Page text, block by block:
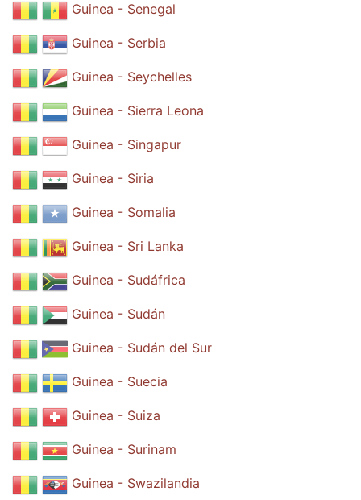
Guinea - Senegal
Guinea - Serbia
Guinea - Seychelles
Guinea - Sierra Leona
Guinea - Singapur
Guinea - Siria
Guinea - Somalia
Guinea - Sri Lanka
Guinea - Sudáfrica
Guinea - Sudán
Guinea - Sudán del Sur
Guinea - Suecia
Guinea - Suiza
Guinea - Surinam
Guinea - Swazilandia